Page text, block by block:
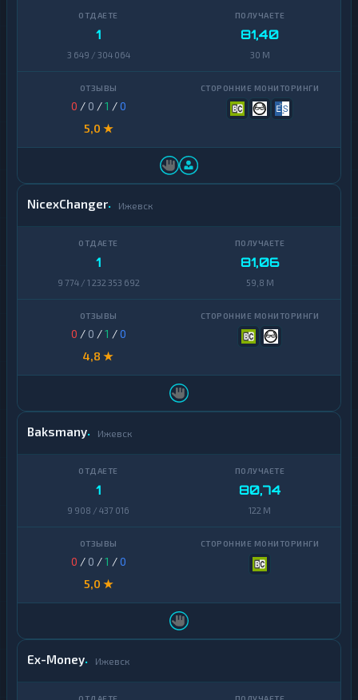
1
3 649 / 304 064
81,40
30 M
0 / 0 /1 /0
5,0 ★
NicexChanger Ижевск
1
9 774 / 1 232 353 692
81,06
59,8 M
0 / 0 /1 /0
4,8 ★
Baksmany Ижевск
1
9 908 / 437 016
80,74
122 M
0 / 0 /1 /0
5,0 ★
Ex-Money Ижевск